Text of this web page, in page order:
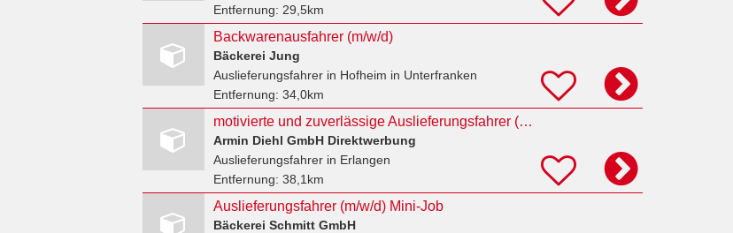
Entfernung: 29,5km
Backwarenausfahrer (m/w/d)
Bäckerei Jung
Auslieferungsfahrerin Hofheim in Unterfranken
Entfernung: 34,0km
motivierte und zuverlässige Auslieferungsfahrer (m/w/d) die Teil unseres Teams werden möchten
Armin Diehl GmbH Direktwerbung
Auslieferungsfahrerin Erlangen
Entfernung: 38,1km
Auslieferungsfahrer (m/w/d) Mini-Job
Bäckerei Schmitt GmbH